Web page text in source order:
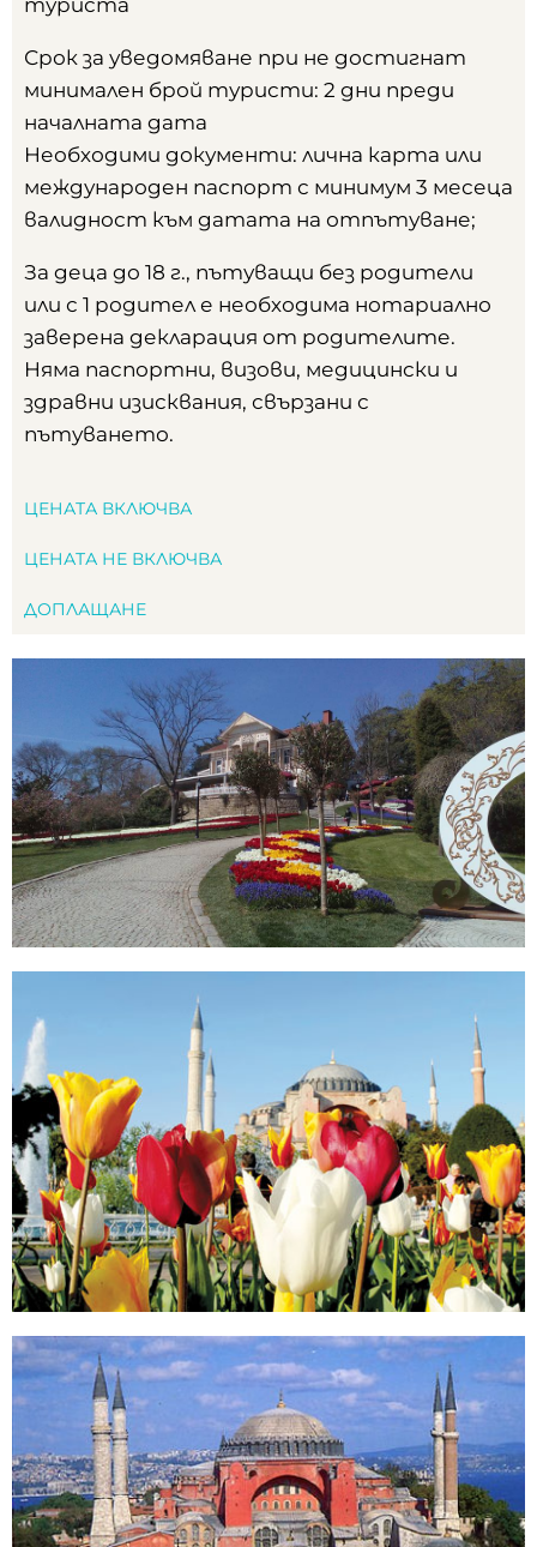
туриста
Срок за уведомяване при не достигнат
минимален брой туристи: 2 дни преди
началната дата
Необходими документи: лична карта или
международен паспорт с минимум 3 месеца
валидност към датата на отпътуване;
За деца до 18 г., пътуващи без родители
или с 1 родител е необходима нотариално
заверена декларация от родителите.
Няма паспортни, визови, медицински и
здравни изисквания, свързани с
пътуването.
ЦЕНАТА ВКЛЮЧВА
ЦЕНАТА НЕ ВКЛЮЧВА
ДОПЛАЩАНЕ